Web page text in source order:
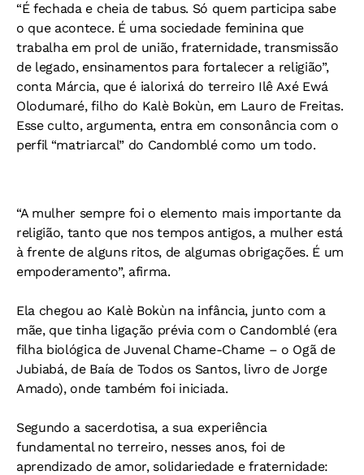
“É fechada e cheia de tabus. Só quem participa sabe
o que acontece. É uma sociedade feminina que
trabalha em prol de união, fraternidade, transmissão
de legado, ensinamentos para fortalecer a religião”,
conta Márcia, que é ialorixá do terreiro Ilê Axé Ewá
Olodumaré, filho do Kalè Bokùn, em Lauro de Freitas.
Esse culto, argumenta, entra em consonância com o
perfil “matriarcal” do Candomblé como um todo.
“A mulher sempre foi o elemento mais importante da
religião, tanto que nos tempos antigos, a mulher está
à frente de alguns ritos, de algumas obrigações. É um
empoderamento”, afirma.
Ela chegou ao Kalè Bokùn na infância, junto com a
mãe, que tinha ligação prévia com o Candomblé (era
filha biológica de Juvenal Chame-Chame – o Ogã de
Jubiabá, de Baía de Todos os Santos, livro de Jorge
Amado), onde também foi iniciada.
Segundo a sacerdotisa, a sua experiência
fundamental no terreiro, nesses anos, foi de
aprendizado de amor, solidariedade e fraternidade: